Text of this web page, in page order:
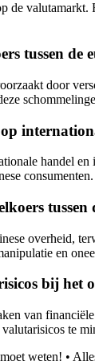
tussen de
door
handel
overheid,
en
bij het
van
te
weten! •